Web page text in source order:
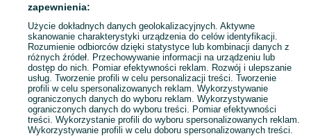
zapewnienia:
Użycie dokładnych danych geolokalizacyjnych. Aktywne
skanowanie charakterystyki urządzenia do celów identyfikacji.
Rozumienie odbiorców dzięki statystyce lub kombinacji danych z
różnych źródeł. Przechowywanie informacji na urządzeniu lub
dostęp do nich. Pomiar efektywności reklam. Rozwój i ulepszanie
usług. Tworzenie profili w celu personalizacji treści. Tworzenie
profili w celu spersonalizowanych reklam. Wykorzystywanie
ograniczonych danych do wyboru reklam. Wykorzystywanie
ograniczonych danych do wyboru treści. Pomiar efektywności
treści. Wykorzystanie profili do wyboru spersonalizowanych reklam.
Wykorzystywanie profili w celu doboru spersonalizowanych treści.